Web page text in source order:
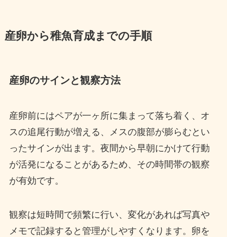
産卵から稚魚育成までの手順
産卵のサインと観察方法
産卵前にはペアが一ヶ所に集まって落ち着く、オ
スの追尾行動が増える、メスの腹部が膨らむとい
ったサインが出ます。夜間から早朝にかけて行動
が活発になることがあるため、その時間帯の観察
が有効です。
観察は短時間で頻繁に行い、変化があれば写真や
メモで記録すると管理がしやすくなります。卵を